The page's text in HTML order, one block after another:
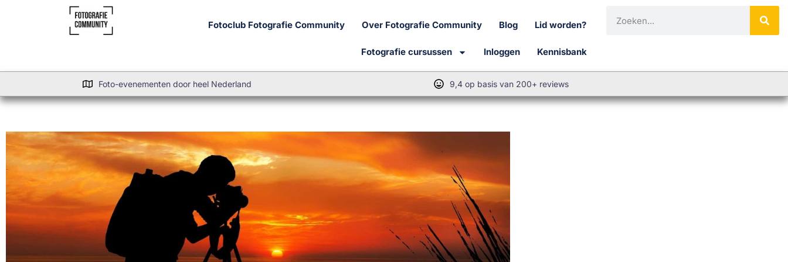
Fotoclub Fotografie Community Over Fotografie Community Blog Lid worden?
Fotografie cursussen Inloggen Kennisbank
Foto-evenementen door heel Nederland 9,4 op basis van 200+ reviews